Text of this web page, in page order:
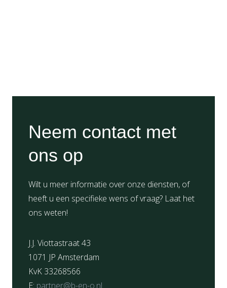
Neem contact met
ons op
Wilt u meer informatie over onze diensten, of
heeft u een specifieke wens of vraag? Laat het
ons weten!
J.J. Viottastraat 43
1071 JP Amsterdam
KvK 33268566
E: partner@b-en-o.nl